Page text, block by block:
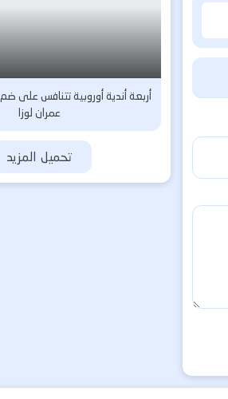
أربعة أندية أوروبية تتنافس على
عمران لوزا
تحميل المزيد